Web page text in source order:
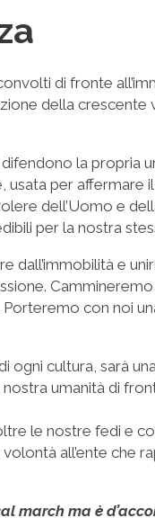
di fronte
della
la propria
per affermare
dell’Uomo e
per la nostra
dall’immobilità e
con noi
cultura, sarà
umanità di
le nostre fedi e
all’ente che
march ma è